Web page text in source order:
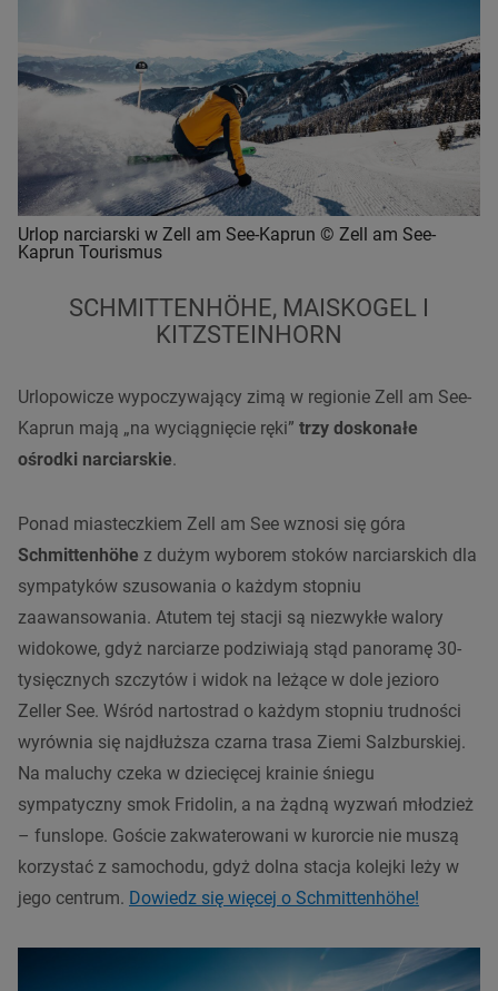
Urlop narciarski w Zell am See-Kaprun © Zell am See-
Kaprun Tourismus
SCHMITTENHÖHE, MAISKOGEL I
KITZSTEINHORN
Urlopowicze wypoczywający zimą w regionie Zell am See-
Kaprun mają „na wyciągnięcie ręki” trzy doskonałe
ośrodki narciarskie.
Ponad miasteczkiem Zell am See wznosi się góra
Schmittenhöhe z dużym wyborem stoków narciarskich dla
sympatyków szusowania o każdym stopniu
zaawansowania. Atutem tej stacji są niezwykłe walory
widokowe, gdyż narciarze podziwiają stąd panoramę 30-
tysięcznych szczytów i widok na leżące w dole jezioro
Zeller See. Wśród nartostrad o każdym stopniu trudności
wyrównia się najdłuższa czarna trasa Ziemi Salzburskiej.
Na maluchy czeka w dziecięcej krainie śniegu
sympatyczny smok Fridolin, a na żądną wyzwań młodzież
– funslope. Goście zakwaterowani w kurorcie nie muszą
korzystać z samochodu, gdyż dolna stacja kolejki leży w
jego centrum. Dowiedz się więcej o Schmittenhöhe!